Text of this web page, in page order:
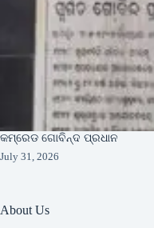
କମ୍ରେଡ ଗୋବିନ୍ଦ ପ୍ରଧାନ
July 31, 2026
About Us